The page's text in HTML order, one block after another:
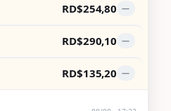
RD$254,80 —
RD$290,10 —
RD$135,20 —